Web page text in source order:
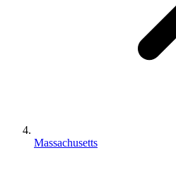
Massachusetts